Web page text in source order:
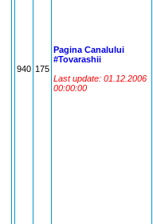
940 175
Pagina Canalului
#Tovarashii
Last update: 01.12.2006
00:00:00